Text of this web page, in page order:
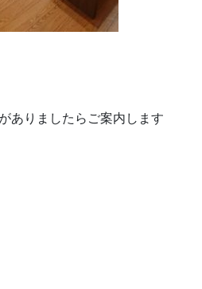
ありましたらご案内します